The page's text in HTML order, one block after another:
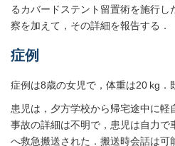
るカバードステント留置術を施行
察を加えて，その詳細を報告する．
症例
症例は8歳の女児で，体重は20 kg．
患児は，夕方学校から帰宅途中に軽
事故の詳細は不明で，患児は自力で
へ救急搬送された．搬送時会話は可